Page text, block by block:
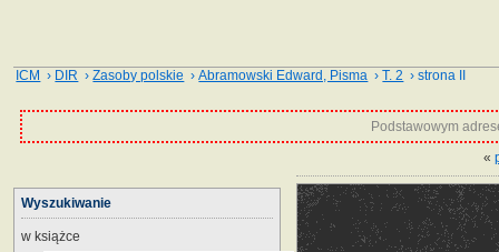
ICM › DIR ›Zasoby polskie ›Abramowski Edward, Pisma ›T. 2 › strona II
Podstawowym
«
Wyszukiwanie
w książce